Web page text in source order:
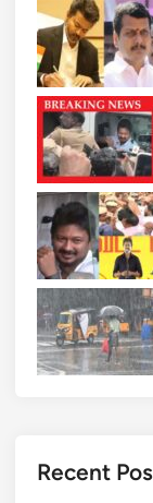
Recent